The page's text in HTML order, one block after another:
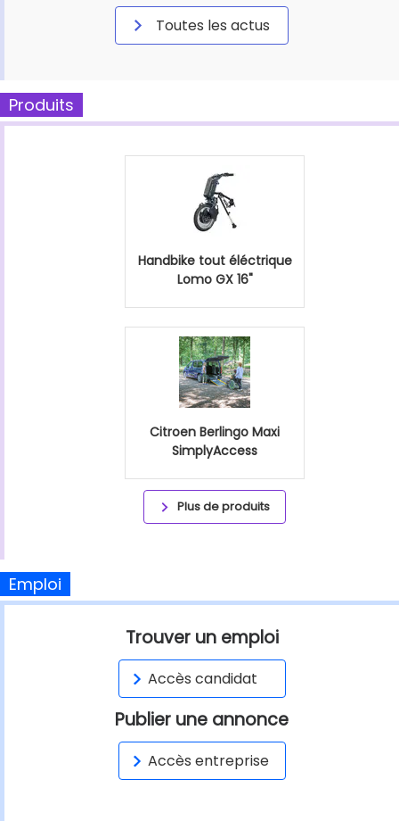
Toutes les actus
Produits
Handbike tout éléctrique
Lomo GX 16"
Citroen Berlingo Maxi
SimplyAccess
Plus de produits
Emploi
Trouver un emploi
Accès candidat
Publier une annonce
Accès entreprise